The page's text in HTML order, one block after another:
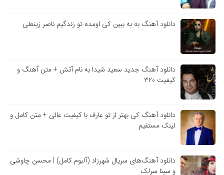
دانلود آهنگ به به ببین کی اومده تو زندگیم ناصر زینعلی
دانلود آهنگ جدید سعید شیدا به نام آتش + متن آهنگ و
کیفیت ۳۲۰
دانلود آهنگ کی بهتر از تو عارف با کیفیت عالی + متن کامل و
لینک مستقیم
دانلود آهنگ‌های سریال شهرزاد (آلبوم کامل) | محسن چاوشی
و سینا سرلک